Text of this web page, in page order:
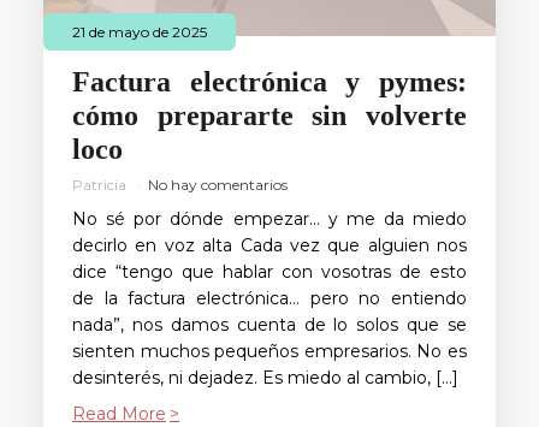
21 de mayo de 2025
Factura electrónica y pymes:
cómo prepararte sin volverte
loco
Patricia No hay comentarios
No sé por dónde empezar… y me da miedo
decirlo en voz alta Cada vez que alguien nos
dice “tengo que hablar con vosotras de esto
de la factura electrónica… pero no entiendo
nada”, nos damos cuenta de lo solos que se
sienten muchos pequeños empresarios. No es
desinterés, ni dejadez. Es miedo al cambio, […]
Read More